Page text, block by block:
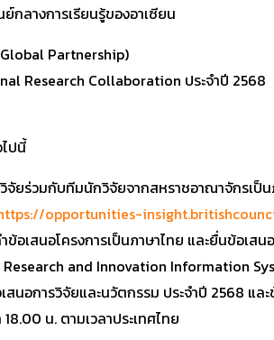
ลางการเรียนรู้ของอาเซียน
Partnership)
Research Collaboration ประจำปี 2568
ปนี้
จัยร่วมกับทีมนักวิจัยจากสหราชอาณาจักรเป็
opportunities-
เสนอโครงการเป็นภาษาไทย และยื่นข้อเสน
and Innovation Information
อการวิจัยและนวัตกรรม ประจำปี 2568 และ
น. ตามเวลาประเทศไทย